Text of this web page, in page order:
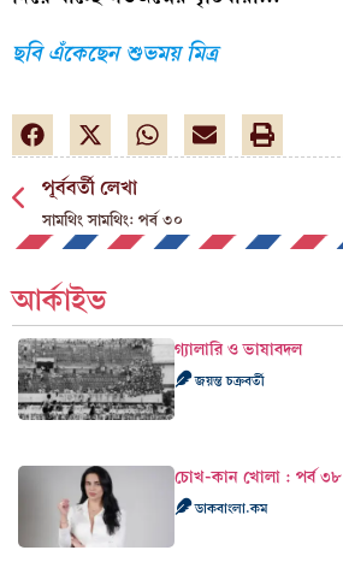
ছবি এঁকেছেন শুভময় মিত্র
পূর্ববর্তী লেখা
সামথিং সামথিং: পর্ব ৩০
আর্কাইভ
গ্যালারি ও ভাষাবদল
জয়ন্ত চক্রবর্তী
চোখ-কান খোলা : পর্ব ৩৮
ডাকবাংলা.কম